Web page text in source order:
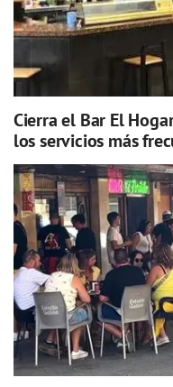
Cierra el Bar El
los servicios más